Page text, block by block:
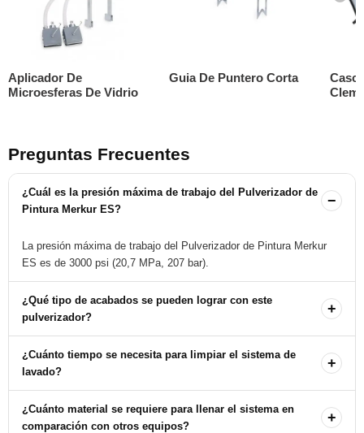
Aplicador De
Microesferas De Vidrio
Guia De Puntero Corta
Preguntas Frecuentes
¿Cuál es la presión máxima de trabajo del Pulverizador de
Pintura Merkur ES?
−
La presión máxima de trabajo del Pulverizador de Pintura Merkur
ES es de 3000 psi (20,7 MPa, 207 bar).
¿Qué tipo de acabados se pueden lograr con este
pulverizador?
+
Este pulverizador es ideal para acabados finos en maderas, como
mueblería y estanterías, así como en metales en general.
¿Cuánto tiempo se necesita para limpiar el sistema de
lavado?
+
El sistema de lavado rápido necesita menos de 1 minuto para
enjuagar.
¿Cuánto material se requiere para llenar el sistema en
comparación con otros equipos?
+